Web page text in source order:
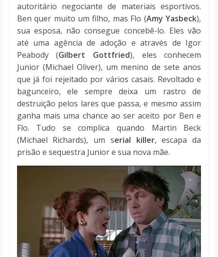
autoritário negociante de materiais esportivos.
Ben quer muito um filho, mas Flo (Amy Yasbeck),
sua esposa, não consegue concebê-lo. Eles vão
até uma agência de adoção e através de Igor
Peabody (Gilbert Gottfried), eles conhecem
Junior (Michael Oliver), um menino de sete anos
que já foi rejeitado por vários casais. Revoltado e
bagunceiro, ele sempre deixa um rastro de
destruição pelos lares que passa, e mesmo assim
ganha mais uma chance ao ser aceito por Ben e
Flo. Tudo se complica quando Martin Beck
(Michael Richards), um serial killer, escapa da
prisão e sequestra Junior e sua nova mãe.